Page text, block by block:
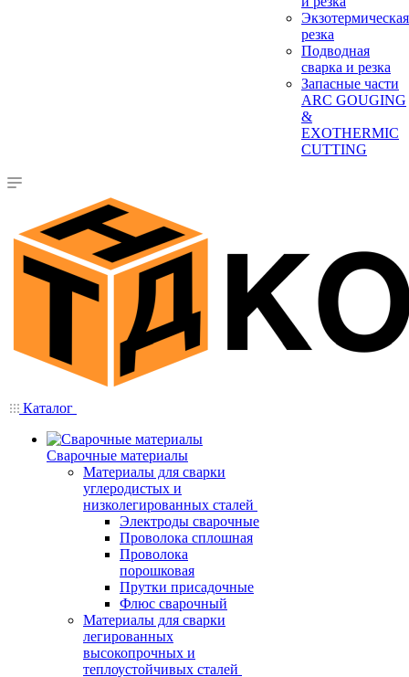
Экзотермическая
резка
Подводная
сварка и резка
Запасные части
ARC GOUGING
&
EXOTHERMIC
CUTTING
Каталог
Сварочные материалы
Материалы для сварки
углеродистых и
низколегированных сталей
Электроды сварочные
Проволока сплошная
Проволока
порошковая
Прутки присадочные
Флюс сварочный
Материалы для сварки
легированных
высокопрочных и
теплоустойчивых сталей